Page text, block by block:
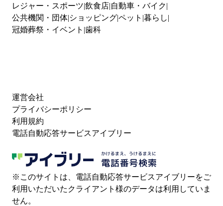
レジャー・スポーツ 飲食店 自動車・バイク
公共機関・団体 ショッピングペット 暮らし
冠婚葬祭・イベント 歯科
運営会社
プライバシーポリシー
利用規約
電話自動応答サービスアイブリー
※このサイトは、電話自動応答サービスアイブリーをご
利用いただいたクライアント様のデータは利用していま
せん。